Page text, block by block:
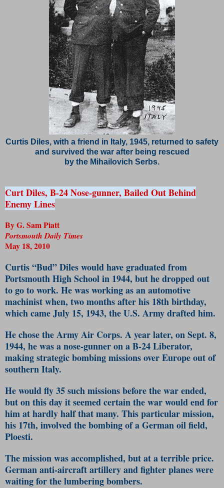
Curtis Diles, with a friend in Italy, 1945, returned to safety
and survived the war after being rescued
by the Mihailovich Serbs.
Curt Diles, B-24 Nose-gunner, Bailed Out Behind
Enemy Lines
By G. Sam Piatt
Portsmouth Daily Times
May 18, 2010
Curtis “Bud” Diles would have graduated from
Portsmouth High School in 1944, but he dropped out
to go to work. He was working as an automotive
machinist when, two months after his 18th birthday,
which came July 15, 1943, the U.S. Army drafted him.
He chose the Army Air Corps. A year later, on Sept. 8,
1944, he was a nose-gunner on a B-24 Liberator,
making strategic bombing missions over Europe out of
southern Italy.
He would fly 35 such missions before the war ended,
but on this day it seemed certain the war would end for
him at hardly half that many. This particular mission,
his 17th, involved the bombing of a German oil field,
Ploesti.
The mission was accomplished, but at a terrible price.
German anti-aircraft artillery and fighter planes were
waiting for the lumbering bombers.